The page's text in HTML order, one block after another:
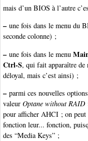
mais d’un BIOS à l’autre
–une fois dans le menu du
seconde colonne) ;
–une fois dans le menu
Ctrl-S, qui fait apparaître de
déloyal, mais c’est ainsi) ;
–parmi ces nouvelles
valeur Optane without RAID
pour afficher AHCI ; on peut
fonction leur... fonction,
des “Media Keys” ;